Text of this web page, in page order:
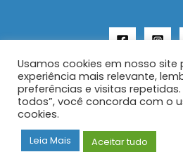
Copyright © 2026
Construído por
Usamos cookies em nosso site
experiência mais relevante,
preferências e visitas
todos”, você concorda com o
cookies.
Leia Mais Aceitar tudo